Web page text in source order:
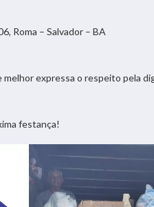
Roma – Salvador – BA
expressa o respeito pela
festança!